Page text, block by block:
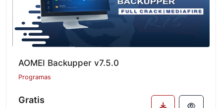
AOMEI Backupper v7.5.0
Programas
Gratis